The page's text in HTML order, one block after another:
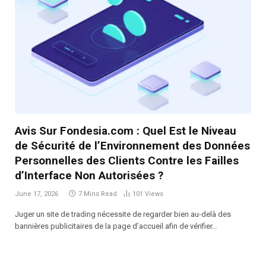
Avis Sur Fondesia.com : Quel Est le Niveau
de Sécurité de l’Environnement des Données
Personnelles des Clients Contre les Failles
d’Interface Non Autorisées ?
June 17, 2026 7 Mins Read 101 Views
Juger un site de trading nécessite de regarder bien au-delà des
bannières publicitaires de la page d’accueil afin de vérifier…